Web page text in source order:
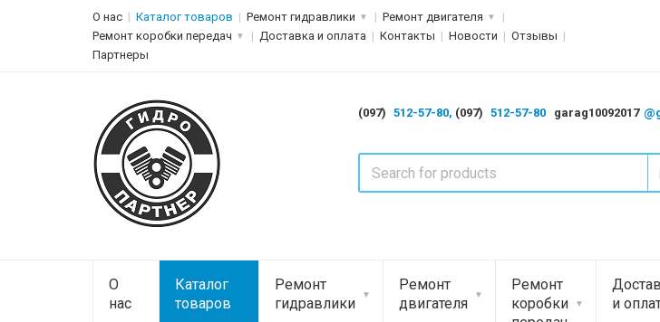
О нас Каталог товаров Ремонт гидравлики
Ремонт двигателя
Ремонт коробки передач
Доставка и оплата Контакты Новости
Отзывы
Партнеры
(097) 512-57-80, (097) 512-57-80 garag10092017
О
нас
Каталог
товаров
Ремонт
гидравлики
Ремонт
двигателя
Ремонт
коробки
и